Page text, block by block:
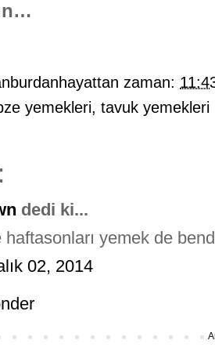
zaman:
yemekleri, tavuk yemekleri
dedi ki...
yemek de
02, 2014